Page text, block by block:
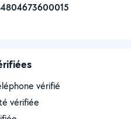
vérifié
vérifiée